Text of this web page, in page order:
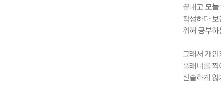
끝내고 오늘
작성하다 보
위해 공부하
그래서 개
플래너를 찍
진솔하게 않